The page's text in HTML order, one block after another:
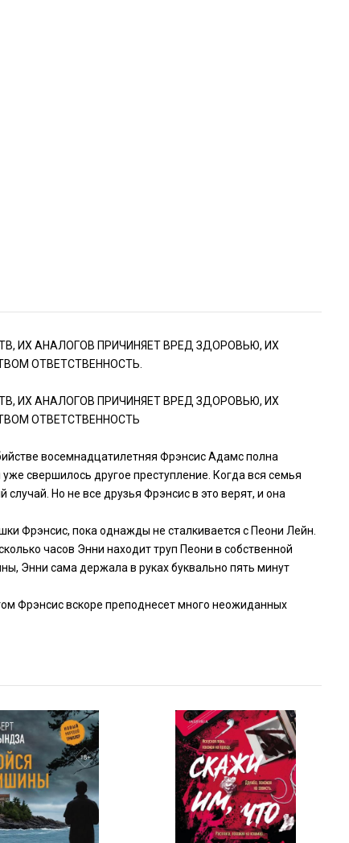
ИХ АНАЛОГОВ ПРИЧИНЯЕТ ВРЕД ЗДОРОВЬЮ, ИХ
ОТВЕТСТВЕННОСТЬ.
ИХ АНАЛОГОВ ПРИЧИНЯЕТ ВРЕД ЗДОРОВЬЮ, ИХ
ОТВЕТСТВЕННОСТЬ
восемнадцатилетняя Фрэнсис Адамс полна
свершилось другое преступление. Когда вся семья
Но не все друзья Фрэнсис в это верят, и она
Фрэнсис, пока однажды не сталкивается с Пеони Лейн.
часов Энни находит труп Пеони в собственной
Энни сама держала в руках буквально пять минут
Фрэнсис вскоре преподнесет много неожиданных